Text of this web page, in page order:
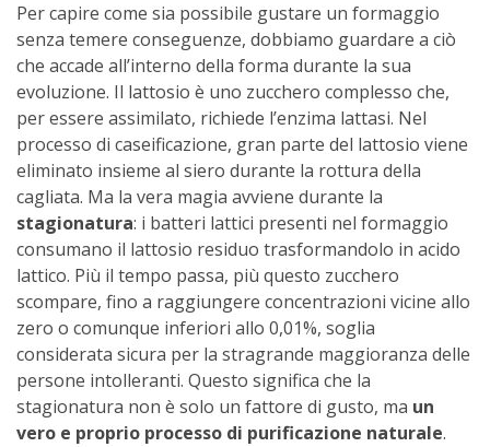
Per capire come sia possibile gustare un formaggio
senza temere conseguenze, dobbiamo guardare a ciò
che accade all’interno della forma durante la sua
evoluzione. Il lattosio è uno zucchero complesso che,
per essere assimilato, richiede l’enzima lattasi. Nel
processo di caseificazione, gran parte del lattosio viene
eliminato insieme al siero durante la rottura della
cagliata. Ma la vera magia avviene durante la
stagionatura: i batteri lattici presenti nel formaggio
consumano il lattosio residuo trasformandolo in acido
lattico. Più il tempo passa, più questo zucchero
scompare, fino a raggiungere concentrazioni vicine allo
zero o comunque inferiori allo 0,01%, soglia
considerata sicura per la stragrande maggioranza delle
persone intolleranti. Questo significa che la
stagionatura non è solo un fattore di gusto, ma un
vero e proprio processo di purificazione naturale.